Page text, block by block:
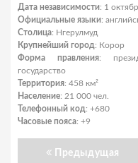
Дата независимости: 1
Официальные языки:
Столица: Нгерулмуд
Крупнейший город: Корор
Форма правления:
государство
Территория: 458 км²
Население: 21 000 чел.
Телефонный код: +680
Часовые пояса: +9
Предыдущая